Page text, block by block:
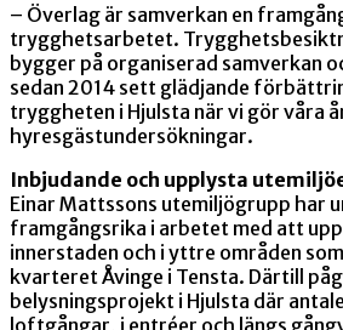
– Överlag är samverkan en
trygghetsarbetet.
bygger på organiserad samverkan
sedan 2014 sett glädjande
tryggheten i Hjulsta när vi gör våra
hyresgästundersökningar.
Inbjudande och upplysta
Einar Mattssons utemiljögrupp har
framgångsrika i arbetet med att
innerstaden och i yttre områden
kvarteret Åvinge i Tensta. Därtill
belysningsprojekt i Hjulsta där
loftgångar, i entréer och längs